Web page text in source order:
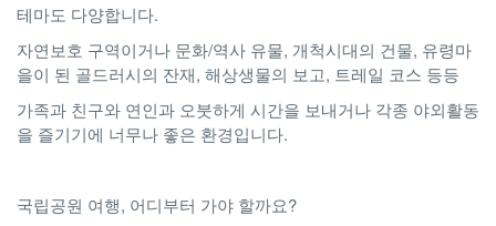
테마도 다양합니다.
자연보호 구역이거나 문화/역사 유물, 개척시대의 건물, 유령마
을이 된 골드러시의 잔재, 해상생물의 보고, 트레일 코스 등등
가족과 친구와 연인과 오붓하게 시간을 보내거나 각종 야외활동
을 즐기기에 너무나 좋은 환경입니다.
국립공원 여행, 어디부터 가야 할까요?